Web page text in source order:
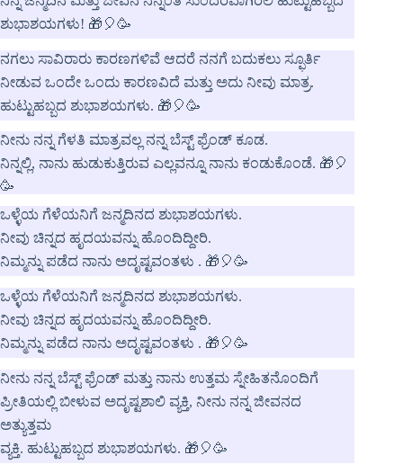
ಶುಭಾಶಯಗಳು! 🎁🎈🥳
ನಗಲು ಸಾವಿರಾರು ಕಾರಣಗಳಿವೆ ಆದರೆ ನನಗೆ ಬದುಕಲು ಸ್ಫೂರ್ತಿ
ನೀಡುವ ಒಂದೇ ಒಂದು ಕಾರಣವಿದೆ ಮತ್ತು ಅದು ನೀವು ಮಾತ್ರ.
ಹುಟ್ಟುಹಬ್ಬದ ಶುಭಾಶಯಗಳು. 🎁🎈🥳
ನೀನು ನನ್ನ ಗೆಳತಿ ಮಾತ್ರವಲ್ಲ ನನ್ನ ಬೆಸ್ಟ್ ಫ್ರೆಂಡ್ ಕೂಡ.
ನಿನ್ನಲ್ಲಿ, ನಾನು ಹುಡುಕುತ್ತಿರುವ ಎಲ್ಲವನ್ನೂ ನಾನು ಕಂಡುಕೊಂಡೆ. 🎁🎈
🥳
ಒಳ್ಳೆಯ ಗೆಳೆಯನಿಗೆ ಜನ್ಮದಿನದ ಶುಭಾಶಯಗಳು.
ನೀವು ಚಿನ್ನದ ಹೃದಯವನ್ನು ಹೊಂದಿದ್ದೀರಿ.
ನಿಮ್ಮನ್ನು ಪಡೆದ ನಾನು ಅದೃಷ್ಟವಂತಳು . 🎁🎈🥳
ಒಳ್ಳೆಯ ಗೆಳೆಯನಿಗೆ ಜನ್ಮದಿನದ ಶುಭಾಶಯಗಳು.
ನೀವು ಚಿನ್ನದ ಹೃದಯವನ್ನು ಹೊಂದಿದ್ದೀರಿ.
ನಿಮ್ಮನ್ನು ಪಡೆದ ನಾನು ಅದೃಷ್ಟವಂತಳು . 🎁🎈🥳
ನೀನು ನನ್ನ ಬೆಸ್ಟ್ ಫ್ರೆಂಡ್ ಮತ್ತು ನಾನು ಉತ್ತಮ ಸ್ನೇಹಿತನೊಂದಿಗೆ
ಪ್ರೀತಿಯಲ್ಲಿ ಬೀಳುವ ಅದೃಷ್ಟಶಾಲಿ ವ್ಯಕ್ತಿ, ನೀನು ನನ್ನ ಜೀವನದ
ಅತ್ಯುತ್ತಮ
ವ್ಯಕ್ತಿ. ಹುಟ್ಟುಹಬ್ಬದ ಶುಭಾಶಯಗಳು. 🎁🎈🥳